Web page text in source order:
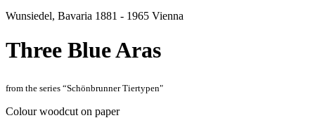
Wunsiedel, Bavaria 1881 - 1965 Vienna
Three Blue Aras
from the series “Schönbrunner Tiertypen"
Colour woodcut on paper